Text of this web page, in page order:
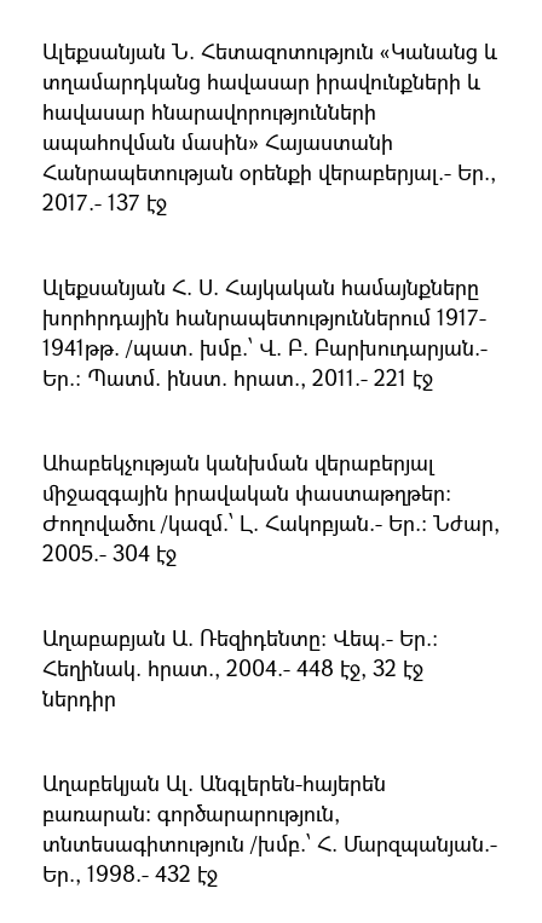
Ալեքսանյան Ն. Հետազոտություն «Կանանց և
տղամարդկանց հավասար իրավունքների և
հավասար հնարավորությունների
ապահովման մասին» Հայաստանի
Հանրապետության օրենքի վերաբերյալ.- Եր.,
2017.- 137 էջ
Ալեքսանյան Հ. Ս. Հայկական համայնքները
խորհրդային հանրապետություններում 1917-
1941թթ. /պատ. խմբ.՝ Վ. Բ. Բարխուդարյան.-
Եր.։ Պատմ. ինստ. հրատ., 2011.- 221 էջ
Ահաբեկչության կանխման վերաբերյալ
միջազգային իրավական փաստաթղթեր։
Ժողովածու /կազմ.՝ Լ. Հակոբյան.- Եր.։ Նժար,
2005.- 304 էջ
Աղաբաբյան Ա. Ռեզիդենտը։ Վեպ.- Եր.։
Հեղինակ. հրատ., 2004.- 448 էջ, 32 էջ
ներդիր
Աղաբեկյան Ալ. Անգլերեն-հայերեն
բառարան։ գործարարություն,
տնտեսագիտություն /խմբ.՝ Հ. Մարզպանյան.-
Եր., 1998.- 432 էջ